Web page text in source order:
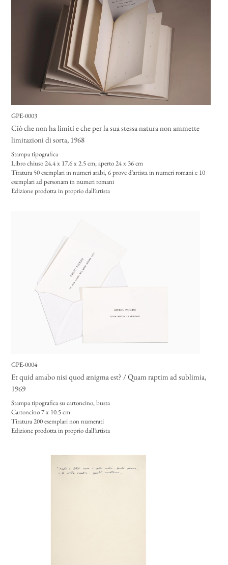
GPE-0003
Ciò che non ha limiti e che per la sua stessa natura non ammette
limitazioni di sorta, 1968
Stampa tipografica
Libro chiuso 24.4 x 17.6 x 2.5 cm, aperto 24 x 36 cm
Tiratura 50 esemplari in numeri arabi, 6 prove d’artista in numeri romani e 10
esemplari ad personam in numeri romani
Edizione prodotta in proprio dall’artista
GPE-0004
Et quid amabo nisi quod ænigma est? / Quam raptim ad sublimia,
1969
Stampa tipografica su cartoncino, busta
Cartoncino 7 x 10.5 cm
Tiratura 200 esemplari non numerati
Edizione prodotta in proprio dall’artista